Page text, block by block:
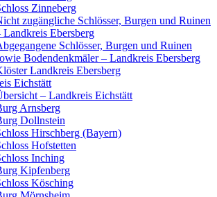
Zinneberg
zugängliche Schlösser, Burgen und Ruinen
Landkreis Ebersberg
Schlösser, Burgen und Ruinen
Bodendenkmäler – Landkreis Ebersberg
Landkreis Ebersberg
Eichstätt
– Landkreis Eichstätt
Arnsberg
Dollnstein
Hirschberg (Bayern)
Hofstetten
Inching
Kipfenberg
Kösching